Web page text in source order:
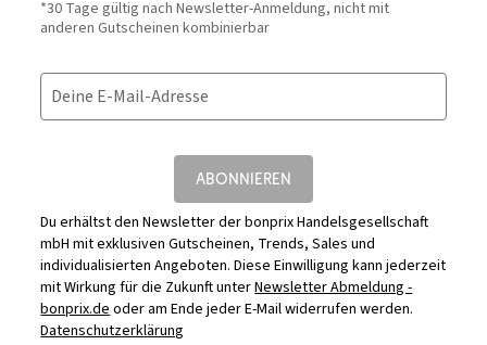
*30 Tage gültig nach Newsletter-Anmeldung, nicht mit
anderen Gutscheinen kombinierbar
Deine E-Mail-Adresse
ABONNIEREN
Du erhältst den Newsletter der bonprix Handelsgesellschaft
mbH mit exklusiven Gutscheinen, Trends, Sales und
individualisierten Angeboten. Diese Einwilligung kann jederzeit
mit Wirkung für die Zukunft unterNewsletter Abmeldung -
bonprix.deoder am Ende jeder E-Mail widerrufen werden.
Datenschutzerklärung